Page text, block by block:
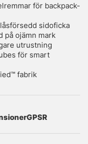
för backpack-
sidoficka
på ojämn mark
utrustning
för smart
fabrik
GPSR